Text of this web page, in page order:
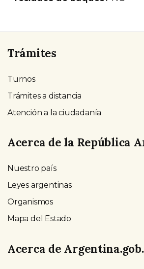
Trámites
Turnos
Trámites a distancia
Atención a la ciudadanía
Acerca de la República
Nuestro país
Leyes argentinas
Organismos
Mapa del Estado
Acerca de